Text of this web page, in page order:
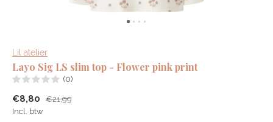
Lil atelier
Layo Sig LS slim top - Flower pink print
(0)
€8,80
€21,99
Incl. btw